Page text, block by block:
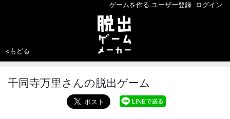
ゲームを作る ユーザー登録 ログイン
<もどる
千同寺万里さんの脱出ゲーム